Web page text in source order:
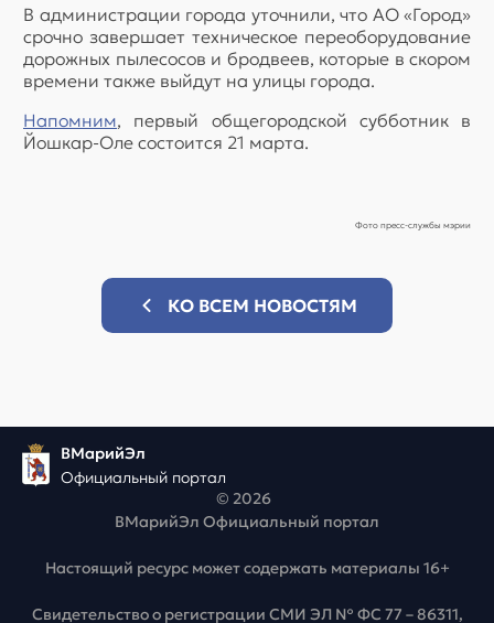
В администрации города уточнили, что АО «Город»
срочно завершает техническое переоборудование
дорожных пылесосов и бродвеев, которые в скором
времени также выйдут на улицы города.
Напомним, первый общегородской субботник в
Йошкар-Оле состоится 21 марта.
Фото пресс-службы мэрии
КО ВСЕМ НОВОСТЯМ
ВМарийЭл
Официальный портал
© 2026
ВМарийЭл Официальный портал
Настоящий ресурс может содержать материалы 16+
Свидетельство о регистрации СМИ ЭЛ № ФС 77 – 86311,